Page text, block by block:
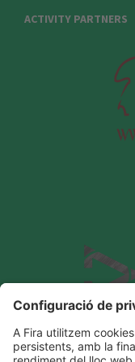
ACTIVITY PARTNERS